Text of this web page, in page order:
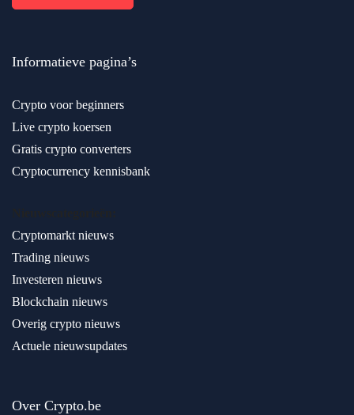
Informatieve pagina’s
Crypto voor beginners
Live crypto koersen
Gratis crypto converters
Cryptocurrency kennisbank
Cryptomarkt nieuws
Trading nieuws
Investeren nieuws
Blockchain nieuws
Overig crypto nieuws
Actuele nieuwsupdates
Over Crypto.be